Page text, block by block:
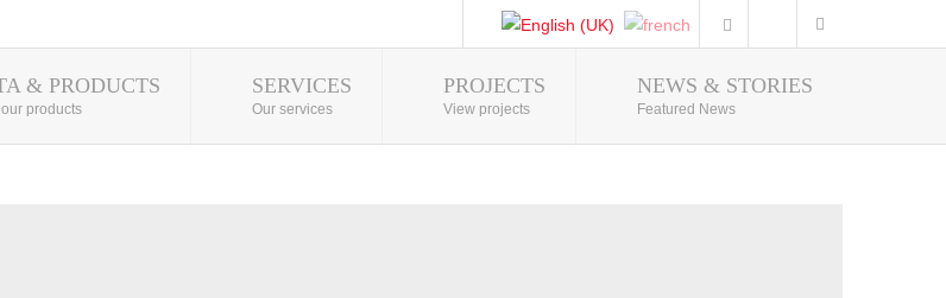
Photo Gallery
& PRODUCTS
products
SERVICES
Our services
PROJECTS
View projects
NEWS & STORIES
Featured News